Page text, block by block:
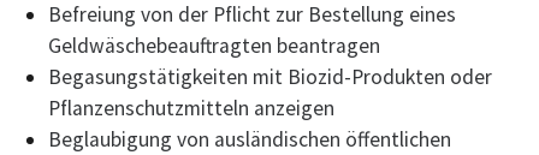
Befreiung von der Pflicht zur Bestellung eines
Geldwäschebeauftragten beantragen
Begasungstätigkeiten mit Biozid-Produkten oder
Pflanzenschutzmitteln anzeigen
Beglaubigung von ausländischen öffentlichen